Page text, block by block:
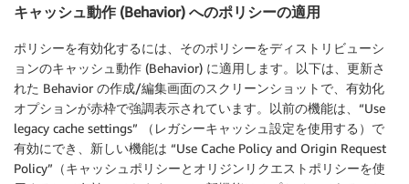
キャッシュ動作 (Behavior) へのポリシーの適用
ポリシーを有効化するには、そのポリシーをディストリビューシ
ョンのキャッシュ動作 (Behavior) に適用します。以下は、更新さ
れた Behavior の作成/編集画面のスクリーンショットで、有効化
オプションが赤枠で強調表示されています。以前の機能は、“Use
legacy cache settings” （レガシーキャッシュ設定を使用する）で
有効にでき、新しい機能は “Use Cache Policy and Origin Request
Policy”（キャッシュポリシーとオリジンリクエストポリシーを使